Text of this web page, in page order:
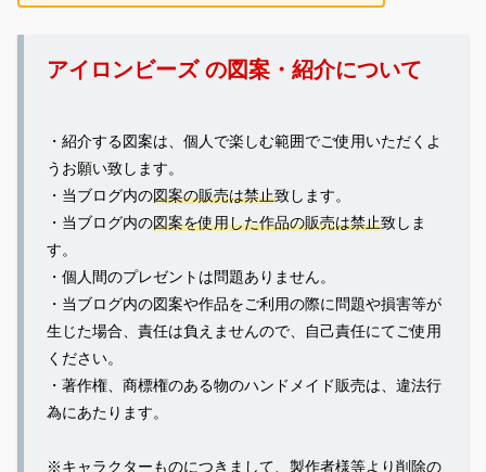
アイロンビーズ の図案・紹介について
・紹介する図案は、個人で楽しむ範囲でご使用いただくよ
うお願い致します。
・当ブログ内の図案の販売は禁止致します。
・当ブログ内の図案を使用した作品の販売は禁止致しま
す。
・個人間のプレゼントは問題ありません。
・当ブログ内の図案や作品をご利用の際に問題や損害等が
生じた場合、責任は負えませんので、自己責任にてご使用
ください。
・著作権、商標権のある物のハンドメイド販売は、違法行
為にあたります。
※キャラクターものにつきまして、製作者様等より削除の